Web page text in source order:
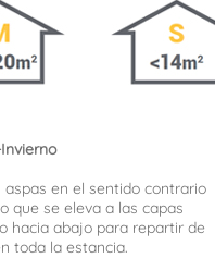
en el sentido contrario
que se eleva a las capas
hacia abajo para repartir de
toda la estancia.